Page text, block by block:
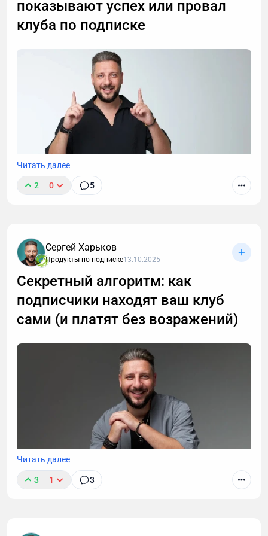
показывают успех или провал
клуба по подписке
долгосрочным. Но какие метрики действительно
помогают понять, что с проектом всё хорошо?
Читать далее
2 0 5
Сергей Харьков
Продукты по подписке13.10.2025
Секретный алгоритм: как
подписчики находят ваш клуб
сами (и платят без возражений)
Читать далее
3 1 3